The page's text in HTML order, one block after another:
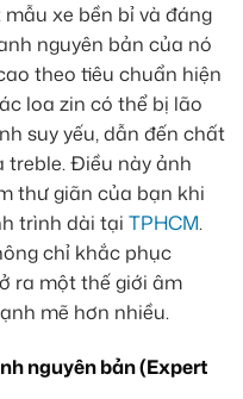
xe bền bỉ và đáng
nguyên bản của nó
theo tiêu chuẩn hiện
loa zin có thể bị lão
suy yếu, dẫn đến chất
treble. Điều này ảnh
thư giãn của bạn khi
trình dài tại TPHCM.
chỉ khắc phục
ra một thế giới âm
mẽ hơn nhiều.
nguyên bản (Expert